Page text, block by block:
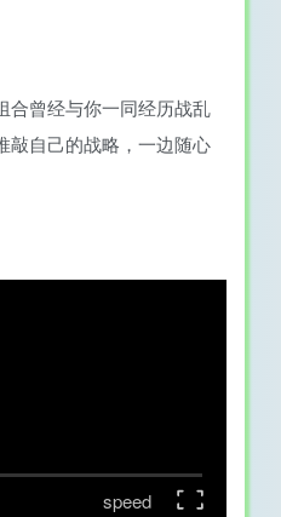
合曾经与你一同经历战乱
敲自己的战略，一边随心
speed